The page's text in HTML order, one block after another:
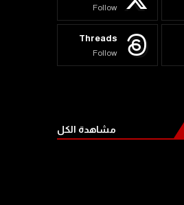
Follow
Threads
Follow
مشاهدة الكل